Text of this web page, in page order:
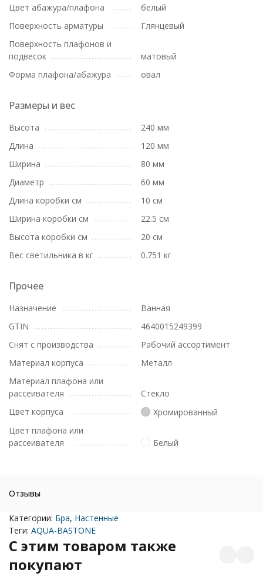
Цвет абажура/плафона
белый
Поверхность арматуры
Глянцевый
Поверхность плафонов и
подвесок
матовый
Форма плафона/абажура
овал
Размеры и вес
Высота
240 мм
Длина
120 мм
Ширина
80 мм
Диаметр
60 мм
Длина коробки см
10 см
Ширина коробки см
22.5 см
Высота коробки см
20 см
Вес светильника в кг
0.751 кг
Прочее
Назначение
Ванная
GTIN
4640015249399
Снят с производства
Рабочий ассортимент
Материал корпуса
Металл
Материал плафона или
рассеивателя
Стекло
Цвет корпуса
Хромированный
Цвет плафона или
рассеивателя
Белый
Отзывы
Категории: Бра, Настенные
Теги: AQUA-BASTONE
C этим товаром также
покупают